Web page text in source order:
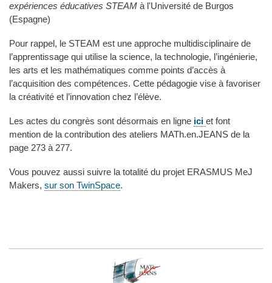
expériences éducatives STEAM à l'Université de Burgos
(Espagne)
Pour rappel, le STEAM est une approche multidisciplinaire de
l’apprentissage qui utilise la science, la technologie, l’ingénierie,
les arts et les mathématiques comme points d’accès à
l’acquisition des compétences. Cette pédagogie vise à favoriser
la créativité et l’innovation chez l’élève.
Les actes du congrès sont désormais en ligne ici et font
mention de la contribution des ateliers MATh.en.JEANS de la
page 273 à 277.
Vous pouvez aussi suivre la totalité du projet ERASMUS MeJ
Makers, sur son TwinSpace.